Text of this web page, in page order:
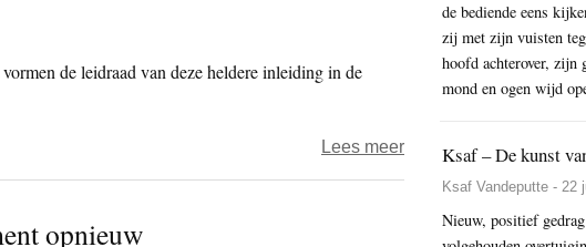
huilen
de leidraad van deze heldere inleiding in de
Lees meerover
opnieuw
de bediende eens
zij met zijn vuisten
hoofd achterover, zijn
mond en ogen wijd
Ksaf – De kunst
Ksaf Vandeputte - 22
Nieuw, positief